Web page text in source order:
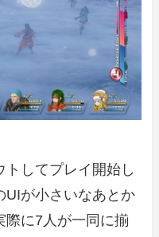
してプレイ開始し
UIが小さいなあとか
際に7人が一同に揃